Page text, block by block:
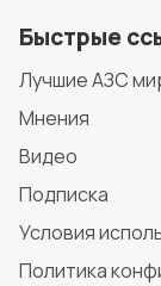
Быстрые
Лучшие АЗС
Мнения
Видео
Подписка
Условия
Политика